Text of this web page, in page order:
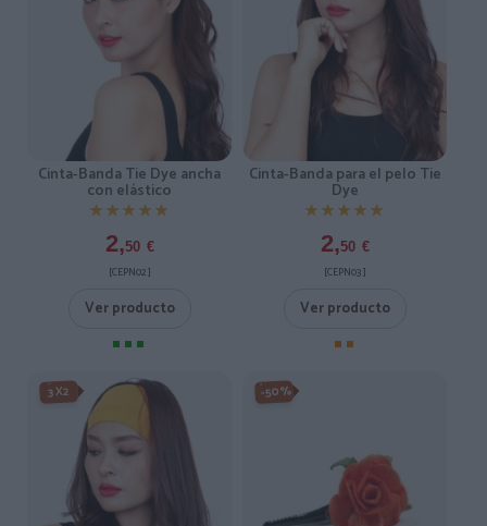
Cinta-Banda Tie Dye ancha
con elástico
★★★★★
★★★★★
2,50 €
[CEPN02 ]
Ver producto
Cinta-Banda para el pelo Tie
Dye
★★★★★
★★★★★
2,50 €
[CEPN03 ]
Ver producto
3X2 -50%